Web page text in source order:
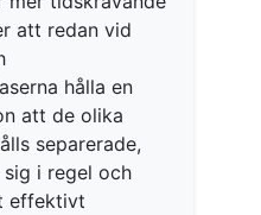
att redan vid
hålla en
att de olika
separerade,
i regel och
effektivt